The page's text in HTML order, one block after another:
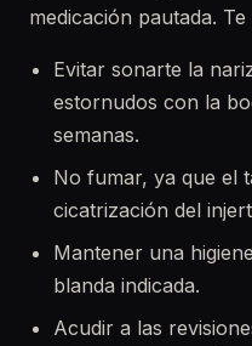
medicación pautada.
Evitar sonarte la
estornudos con la
semanas.
No fumar, ya que el
cicatrización del
Mantener una
blanda indicada.
Acudir a las